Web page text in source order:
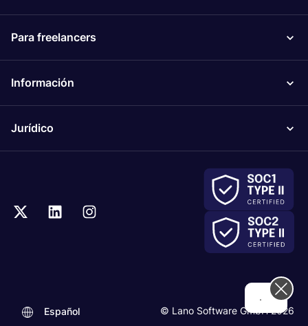
Para freelancers
Información
Jurídico
© Lano Software GmbH 2026
Español
Hi! How can we help you today?